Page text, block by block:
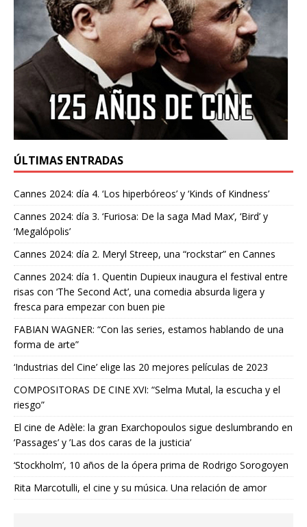
ÚLTIMAS ENTRADAS
Cannes 2024: día 4. ‘Los hiperbóreos’ y ‘Kinds of Kindness’
Cannes 2024: día 3. ‘Furiosa: De la saga Mad Max’, ‘Bird’ y
‘Megalópolis’
Cannes 2024: día 2. Meryl Streep, una “rockstar” en Cannes
Cannes 2024: día 1. Quentin Dupieux inaugura el festival entre
risas con ‘The Second Act’, una comedia absurda ligera y
fresca para empezar con buen pie
FABIAN WAGNER: “Con las series, estamos hablando de una
forma de arte”
‘Industrias del Cine’ elige las 20 mejores películas de 2023
COMPOSITORAS DE CINE XVI: “Selma Mutal, la escucha y el
riesgo”
El cine de Adèle: la gran Exarchopoulos sigue deslumbrando en
’Passages’ y ’Las dos caras de la justicia’
‘Stockholm’, 10 años de la ópera prima de Rodrigo Sorogoyen
Rita Marcotulli, el cine y su música. Una relación de amor